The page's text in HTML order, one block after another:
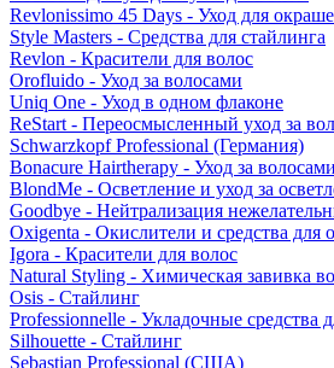
Revlonissimo 45 Days - Уход для
Style Masters - Средства для стайлинга
Revlon - Красители для волос
Orofluido - Уход за волосами
Uniq One - Уход в одном флаконе
ReStart - Переосмысленный уход за
Schwarzkopf Professional (Германия)
Bonacure Hairtherapy - Уход за волосами
BlondMe - Осветление и уход за
Goodbye - Нейтрализация
Oxigenta - Окислители и средства для
Igora - Красители для волос
Natural Styling - Химическая завивка
Osis - Стайлинг
Professionnelle - Укладочные средства
Silhouette - Стайлинг
Sebastian Professional (США)